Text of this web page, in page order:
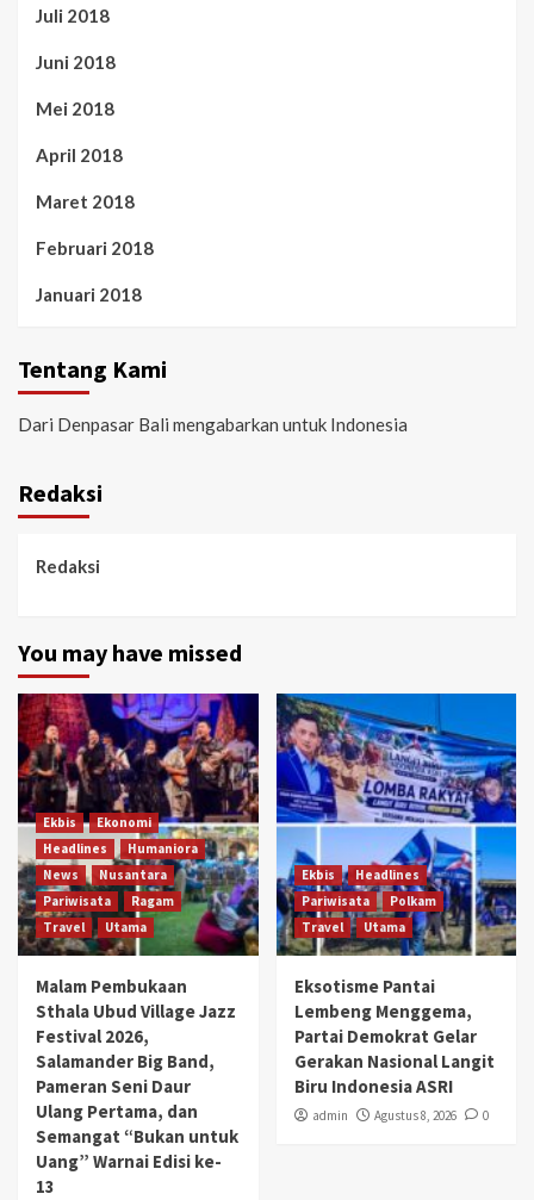
Juli 2018
Juni 2018
Mei 2018
April 2018
Maret 2018
Februari 2018
Januari 2018
Tentang Kami
Dari Denpasar Bali mengabarkan untuk Indonesia
Redaksi
Redaksi
You may have missed
Ekbis
Ekonomi
Headlines
Humaniora
News
Nusantara
Pariwisata
Ragam
Travel
Utama
Malam Pembukaan
Sthala Ubud Village Jazz
Festival 2026,
Salamander Big Band,
Pameran Seni Daur
Ulang Pertama, dan
Semangat “Bukan untuk
Uang” Warnai Edisi ke-
13
Ekbis
Headlines
Pariwisata
Polkam
Travel
Utama
Eksotisme Pantai
Lembeng Menggema,
Partai Demokrat Gelar
Gerakan Nasional Langit
Biru Indonesia ASRI
admin Agustus 8, 2026 0